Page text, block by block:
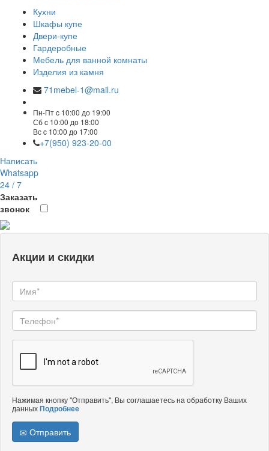
Кухни
Шкафы купе
Двери-купе
Гардеробные
Мебель для ванной комнаты
Изделия из камня
71mebel-1@mail.ru
Пн-Пт c 10:00 до 19:00
Сб c 10:00 до 18:00
Вс c 10:00 до 17:00
+7(950) 923-20-00
Написать
Whatsapp
24 / 7
Заказать
звонок
Акции и скидки
Нажимая кнопку "Отправить", Вы соглашаетесь на обработку Ваших
данныхПодробнее
Отправить